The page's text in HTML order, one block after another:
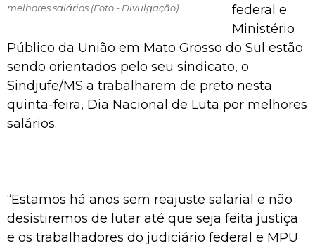
melhores salários (Foto - Divulgação)
federal e
Ministério
Público da União em Mato Grosso do Sul estão
sendo orientados pelo seu sindicato, o
Sindjufe/MS a trabalharem de preto nesta
quinta-feira, Dia Nacional de Luta por melhores
salários.
“Estamos há anos sem reajuste salarial e não
desistiremos de lutar até que seja feita justiça
e os trabalhadores do judiciário federal e MPU